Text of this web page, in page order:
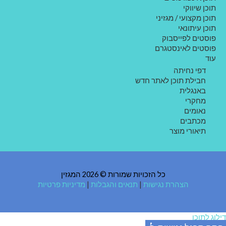
תוכן שיווקי
תוכן מקצועי / מגזיני
תוכן עיתונאי
פוסטים לפייסבוק
פוסטים לאינסטגרם
עוד
דפי נחיתה
חבילת תוכן לאתר חדש
באנגלית
מחקרי
נאומים
מכתבים
תיאורי מוצר
כל הזכויות שמורות © 2026 המגזין
הצהרת נגישות | תנאים והגבלות | מדיניות פרטיות
דילוג לתוכן